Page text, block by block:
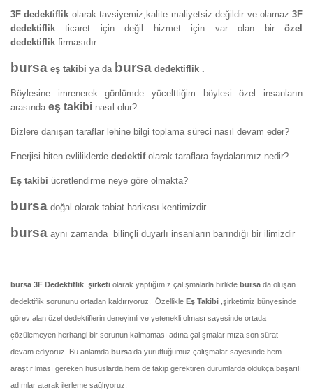
3F dedektiflik olarak tavsiyemiz;kalite maliyetsiz değildir ve olamaz.3F
dedektiflik ticaret için değil hizmet için var olan bir özel
dedektiflik firmasıdır..
bursa eş takibi ya da bursa dedektiflik .
Böylesine imrenerek gönlümde yücelttiğim böylesi özel insanların
arasında eş takibi nasıl olur?
Bizlere danışan taraflar lehine bilgi toplama süreci nasıl devam eder?
Enerjisi biten evliliklerde dedektifolarak taraflara faydalarımız nedir?
Eş takibi ücretlendirme neye göre olmakta?
bursa doğal olarak tabiat harikası kentimizdir…
bursa aynı zamanda bilinçli duyarlı insanların barındığı bir ilimizdir
bursa 3F Dedektiflik şirketi olarak yaptığımız çalışmalarla birlikte bursa da oluşan
dedektiflik sorununu ortadan kaldırıyoruz.
Özellikle Eş Takibi ,şirketimiz bünyesinde
görev alan özel dedektiflerin deneyimli ve yetenekli olması sayesinde ortada
çözülemeyen herhangi bir sorunun kalmaması adına çalışmalarımıza son sürat
devam ediyoruz. Bu anlamda bursa’da yürüttüğümüz çalışmalar sayesinde hem
araştırılması gereken hususlarda hem de takip gerektiren durumlarda oldukça başarılı
adımlar atarak ilerleme sağlıyoruz.